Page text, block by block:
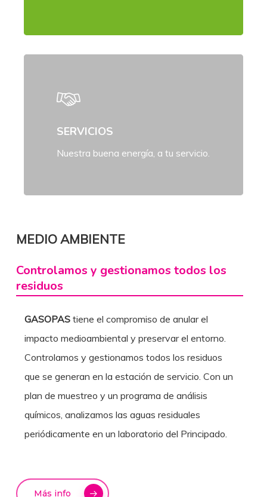
SERVICIOS
Nuestra buena energía, a tu servicio.
MEDIO AMBIENTE
Controlamos y gestionamos todos los
residuos
GASOPAStiene el compromiso de anular el
impacto medioambiental y preservar el entorno.
Controlamos y gestionamos todos los residuos
que se generan en la estación de servicio. Con un
plan de muestreo y un programa de análisis
químicos, analizamos las aguas residuales
periódicamente en un laboratorio del Principado.
Más info